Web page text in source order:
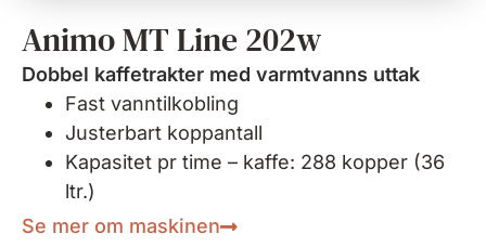
Animo MT Line 202w
Dobbel kaffetrakter med varmtvanns uttak
Fast vanntilkobling
Justerbart koppantall
Kapasitet pr time – kaffe: 288 kopper (36
ltr.)
Se mer om maskinen